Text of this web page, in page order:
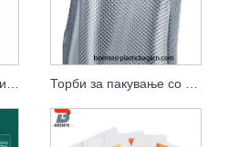
Кеси за кафе за грицки од крафт хартија за пакување што може повторно да се затвара Торби за пакување со правосмукалка за грицки со доказ за мирис